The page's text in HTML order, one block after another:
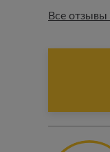
Все отзывы
ИМЯ